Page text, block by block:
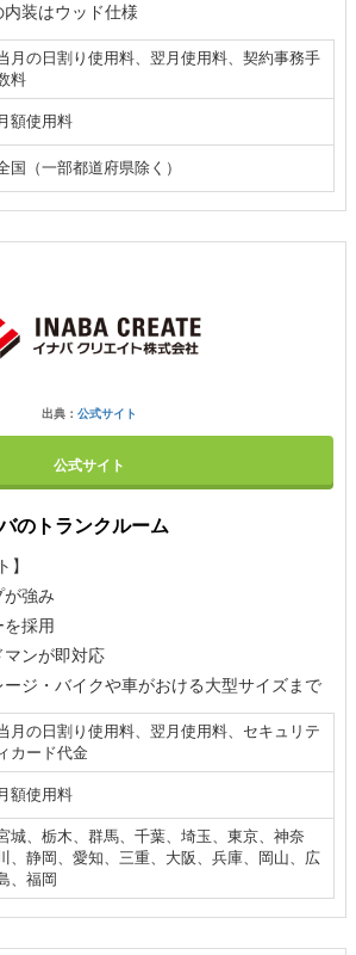
装はウッド仕様
月の日割り使用料、翌月使用料、契約事務手
料
月額使用料
国（一部都道府県除く）
出典： 公式サイト
公式サイト
のトランクルーム
】
が強み
採用
マンが即対応
ジ・バイクや車がおける大型サイズまで
月の日割り使用料、翌月使用料、セキュリテ
ィカード代金
月額使用料
城、栃木、群馬、千葉、埼玉、東京、神奈
、静岡、愛知、三重、大阪、兵庫、岡山、広
、福岡